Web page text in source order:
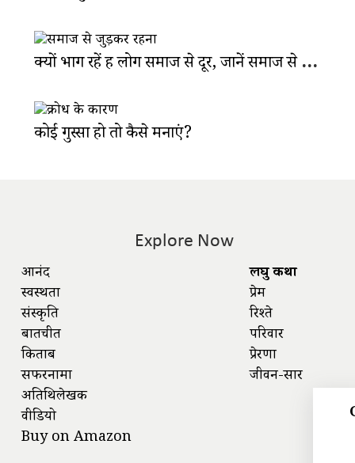
क्यों भाग रहें हैं लोग समाज से दूर, जानें समाज से जुड़ने के 6 फायदे
कोई गुस्सा हो तो कैसे मनाएं?
Explore Now
आनंद
स्वस्थता
संस्कृति
बातचीत
किताबें
सफरनामा
अतिथिलेखक
वीडियो
Buy on Amazon
लघु कथा
प्रेम
रिश्ते
परिवार
प्रेरणा
जीवन-सार